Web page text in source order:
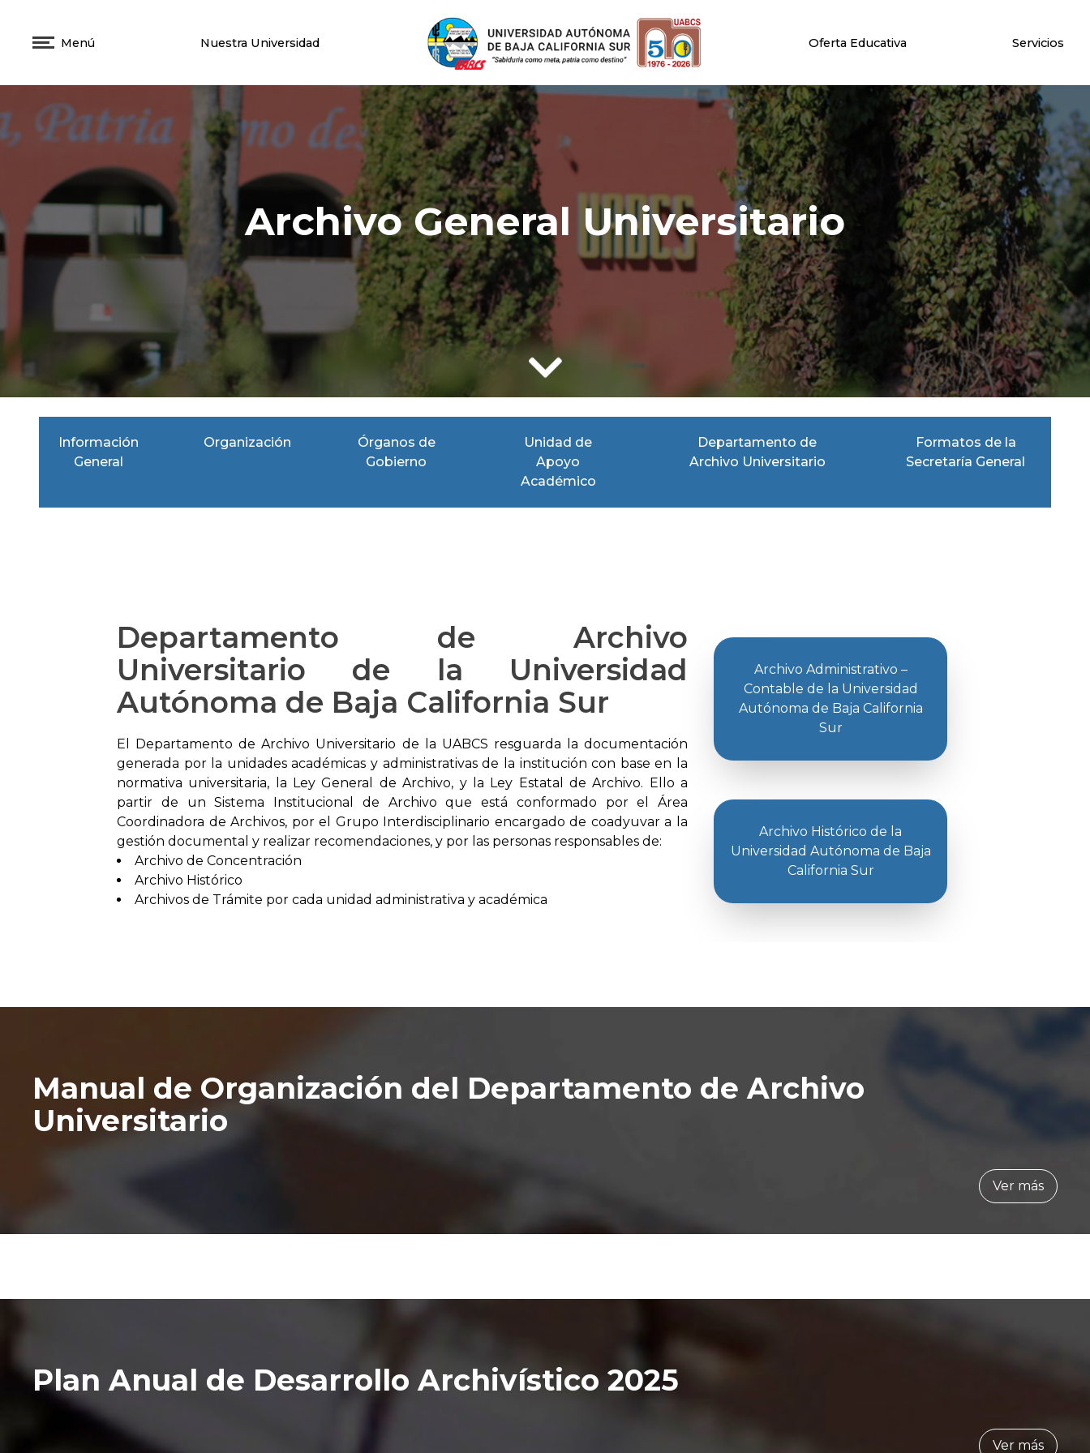
Menú Nuestra Universidad Oferta Educativa Servicios
Archivo General Universitario
Información
General
Organización
Órganos de
Gobierno
Unidad de
Apoyo
Académico
Departamento de
Archivo Universitario
Formatos de la
Secretaría General
Departamento de Archivo
Universitario de la Universidad
Autónoma de Baja California Sur
El Departamento de Archivo Universitario de la UABCS resguarda la documentación
generada por la unidades académicas y administrativas de la institución con base en la
normativa universitaria, la Ley General de Archivo, y la Ley Estatal de Archivo. Ello a
partir de un Sistema Institucional de Archivo que está conformado por el Área
Coordinadora de Archivos, por el Grupo Interdisciplinario encargado de coadyuvar a la
gestión documental y realizar recomendaciones, y por las personas responsables de:
Archivo de Concentración
Archivo Histórico
Archivos de Trámite por cada unidad administrativa y académica
Archivo Administrativo –
Contable de la Universidad
Autónoma de Baja California
Sur
Archivo Histórico de la
Universidad Autónoma de Baja
California Sur
Manual de Organización del Departamento de Archivo
Universitario
Ver más
Plan Anual de Desarrollo Archivístico 2025
Ver más